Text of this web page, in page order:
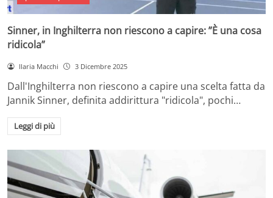
Sinner, in Inghilterra non riescono a capire: ”È una cosa
ridicola”
Ilaria Macchi 3 Dicembre 2025
Dall'Inghilterra non riescono a capire una scelta fatta da
Jannik Sinner, definita addirittura "ridicola", pochi…
Leggi di più